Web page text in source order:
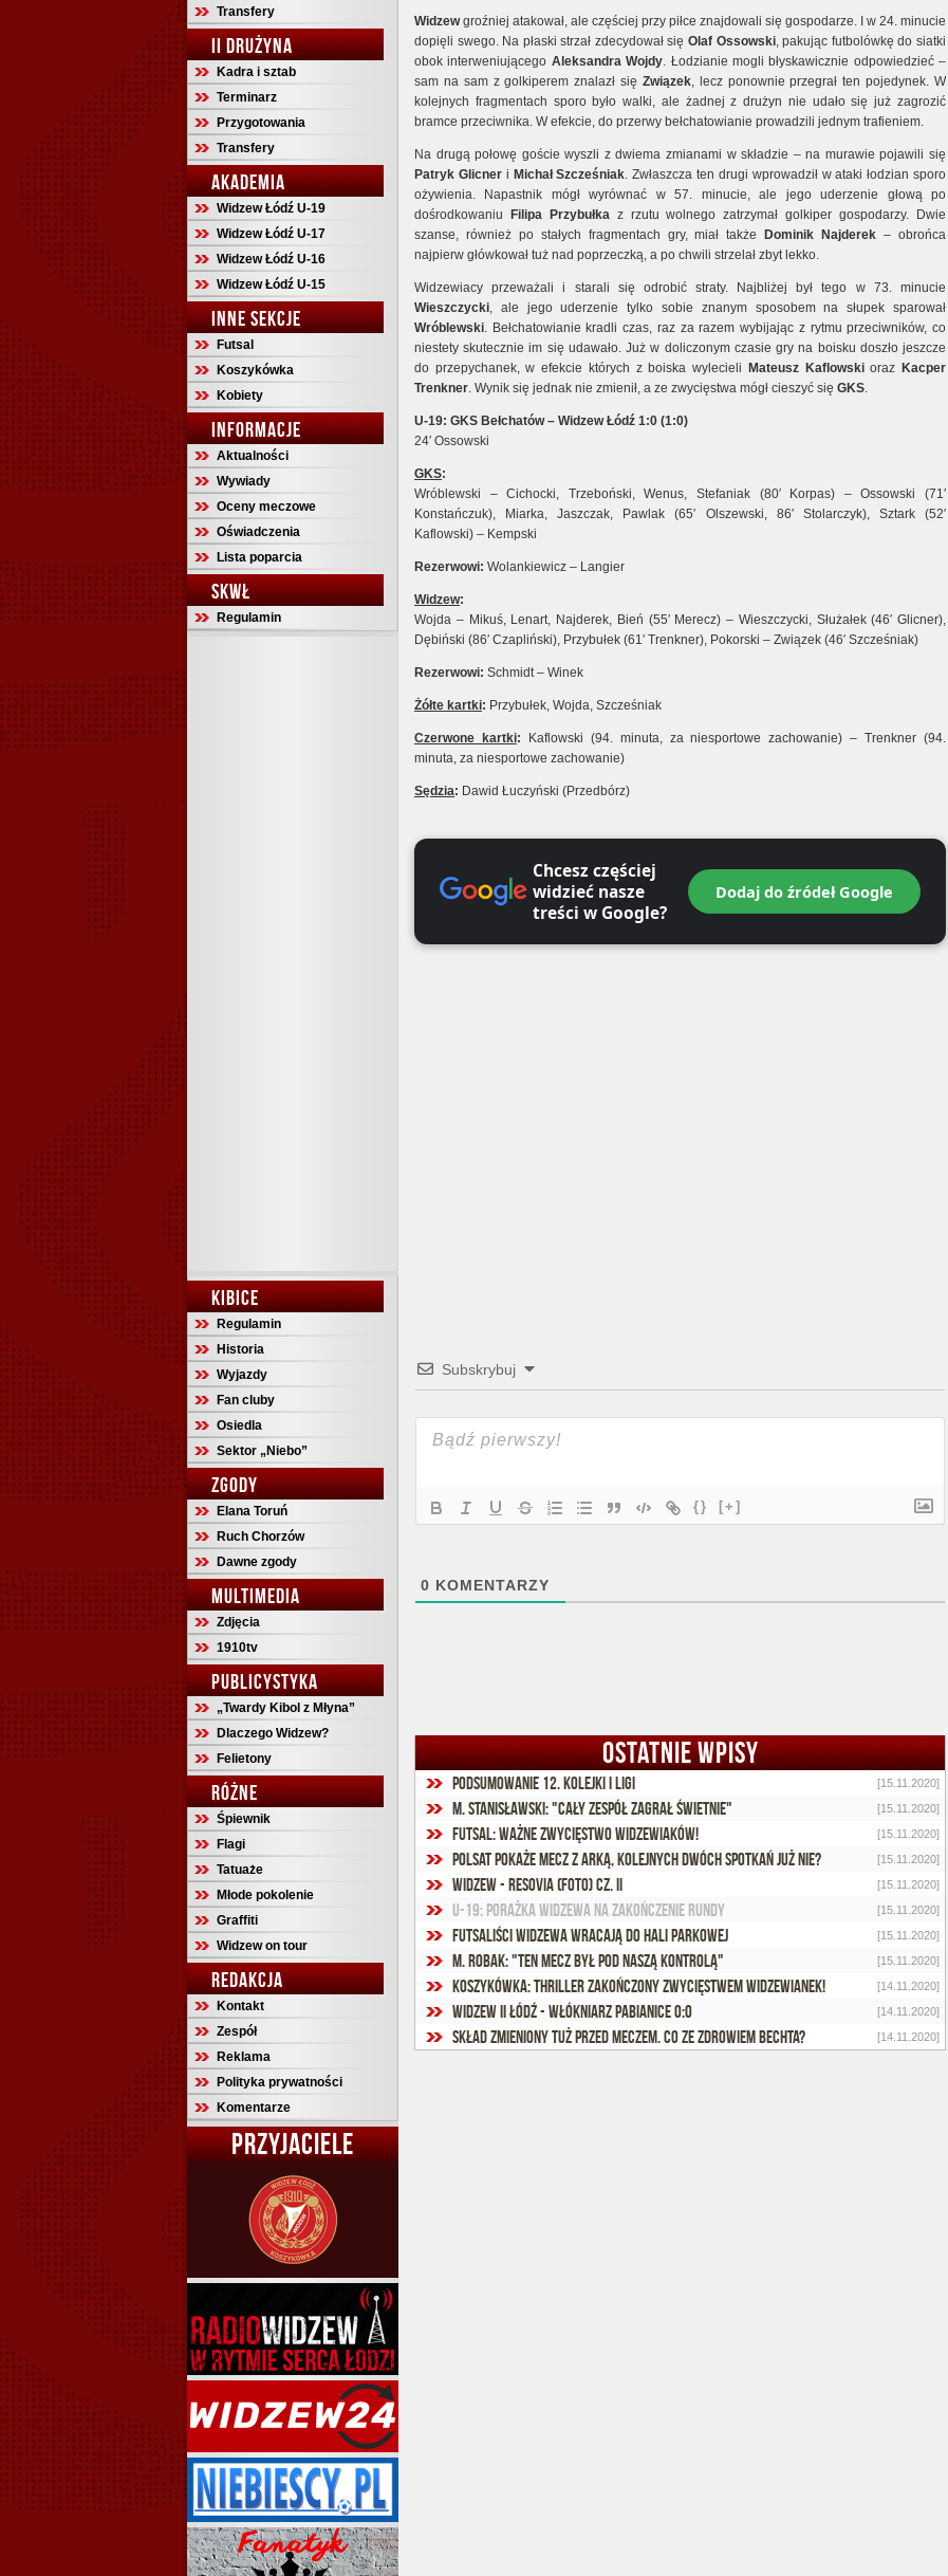
Transfery
II DRUŻYNA
Kadra i sztab
Terminarz
Przygotowania
Transfery
AKADEMIA
Widzew Łódź U-19
Widzew Łódź U-17
Widzew Łódź U-16
Widzew Łódź U-15
INNE SEKCJE
Futsal
Koszykówka
Kobiety
INFORMACJE
Aktualności
Wywiady
Oceny meczowe
Oświadczenia
Lista poparcia
SKWŁ
Regulamin
KIBICE
Regulamin
Historia
Wyjazdy
Fan cluby
Osiedla
Sektor „Niebo”
ZGODY
Elana Toruń
Ruch Chorzów
Dawne zgody
MULTIMEDIA
Zdjęcia
1910tv
PUBLICYSTYKA
„Twardy Kibol z Młyna”
Dlaczego Widzew?
Felietony
RÓŻNE
Śpiewnik
Flagi
Tatuaże
Młode pokolenie
Graffiti
Widzew on tour
REDAKCJA
Kontakt
Zespół
Reklama
Polityka prywatności
Komentarze
PRZYJACIELE
Widzewgroźniej atakował, ale częściej przy piłce znajdowali się gospodarze. I w 24. minucie
dopięli swego. Na płaski strzał zdecydował sięOlaf Ossowski, pakując futbolówkę do siatki
obok interweniującego Aleksandra Wojdy. Łodzianie mogli błyskawicznie odpowiedzieć –
sam na sam z golkiperem znalazł się Związek, lecz ponownie przegrał ten pojedynek. W
kolejnych fragmentach sporo było walki, ale żadnej z drużyn nie udało się już zagrozić
bramce przeciwnika. W efekcie, do przerwy bełchatowianie prowadzili jednym trafieniem.
Na drugą połowę goście wyszli z dwiema zmianami w składzie – na murawie pojawili się
Patryk Glicner i Michał Szcześniak. Zwłaszcza ten drugi wprowadził w ataki łodzian sporo
ożywienia. Napastnik mógł wyrównać w 57. minucie, ale jego uderzenie głową po
dośrodkowaniu
Filipa Przybułka z rzutu wolnego zatrzymał golkiper gospodarzy. Dwie
szanse, również po stałych fragmentach gry, miał także
Dominik Najderek– obrońca
najpierw główkował tuż nad poprzeczką, a po chwili strzelał zbyt lekko.
Widzewiacy przeważali i starali się odrobić straty. Najbliżej był tego w 73. minucie
Wieszczycki, ale jego uderzenie tylko sobie znanym sposobem na słupek sparował
Wróblewski. Bełchatowianie kradli czas, raz za razem wybijając z rytmu przeciwników, co
niestety skutecznie im się udawało. Już w doliczonym czasie gry na boisku doszło jeszcze
do przepychanek, w efekcie których z boiska wylecieli
Mateusz Kaflowskioraz Kacper
Trenkner. Wynik się jednak nie zmienił, a ze zwycięstwa mógł cieszyć się GKS.
U-19: GKS Bełchatów – Widzew Łódź 1:0 (1:0)
24′ Ossowski
GKS:
Wróblewski – Cichocki, Trzeboński, Wenus, Stefaniak (80′ Korpas) – Ossowski (71′
Konstańczuk), Miarka, Jaszczak, Pawlak (65′ Olszewski, 86′ Stolarczyk), Sztark (52′
Kaflowski) – Kempski
Rezerwowi: Wolankiewicz – Langier
Widzew:
Wojda – Mikuś, Lenart, Najderek, Bień (55′ Merecz) – Wieszczycki, Służałek (46′ Glicner),
Dębiński (86′ Czapliński), Przybułek (61′ Trenkner), Pokorski – Związek (46′ Szcześniak)
Rezerwowi: Schmidt – Winek
Żółte kartki: Przybułek, Wojda, Szcześniak
Czerwone kartki: Kaflowski (94. minuta, za niesportowe zachowanie) – Trenkner (94.
minuta, za niesportowe zachowanie)
Sędzia: Dawid Łuczyński (Przedbórz)
Chcesz częściej
widzieć nasze
treści w Google?
Dodaj do źródeł Google
Subskrybuj
{} [+]
0 KOMENTARZY
OSTATNIE WPISY
Podsumowanie 12. kolejki I ligi [15.11.2020]
M. Stanisławski: "Cały zespół zagrał świetnie" [15.11.2020]
Futsal: Ważne zwycięstwo widzewiaków! [15.11.2020]
Polsat pokaże mecz z Arką, kolejnych dwóch spotkań już nie? [15.11.2020]
Widzew - Resovia (foto) cz. II [15.11.2020]
U-19: Porażka Widzewa na zakończenie rundy [15.11.2020]
Futsaliści Widzewa wracają do Hali Parkowej [15.11.2020]
M. Robak: "Ten mecz był pod naszą kontrolą" [15.11.2020]
Koszykówka: Thriller zakończony zwycięstwem widzewianek! [14.11.2020]
Widzew II Łódź - Włókniarz Pabianice 0:0 [14.11.2020]
Skład zmieniony tuż przed meczem. Co ze zdrowiem Bechta? [14.11.2020]